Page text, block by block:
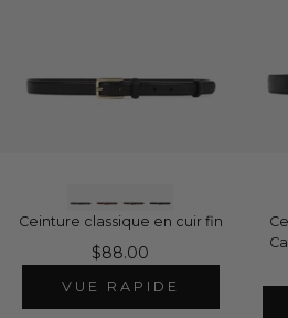
Ceinture classique en cuir fin
$88.00
VUE RAPIDE